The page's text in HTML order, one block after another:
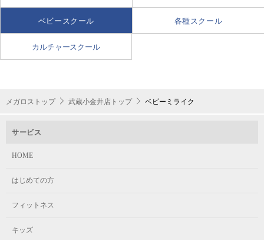
ベビースクール 各種スクール
カルチャースクール
メガロストップ 武蔵小金井店トップ ベビーミライク
サービス
HOME
はじめての方
フィットネス
キッズ